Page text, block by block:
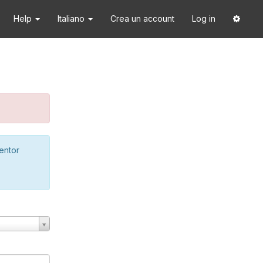
Help Italiano Crea un account Log in